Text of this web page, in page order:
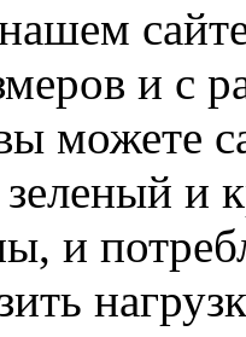
и с
можете
и
и